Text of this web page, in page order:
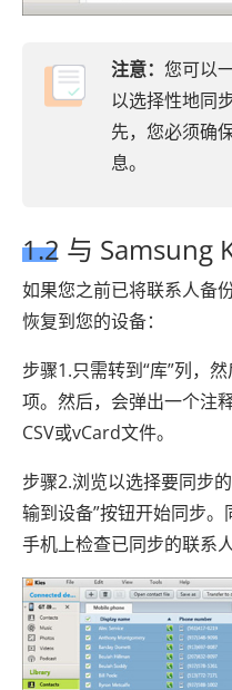
注意： 您可以
以选择性地同
先，您必须确
息。
1.2 与 Samsung
如果您之前已将联系人备
恢复到您的设备：
步骤1.只需转到“库”列，
项。然后，会弹出一个注
CSV或vCard文件。
步骤2.浏览以选择要同步
输到设备”按钮开始同步
手机上检查已同步的联系人